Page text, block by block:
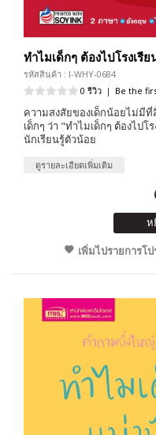
ทำไมเด็กๆ ต้องไปโรงเรีย
รหัสสินค้า : I-WHY-0684
0 รีวิว | Be the
ความสงสัยของเด็กน้อยไม่มี
เด็กๆ ว่า "ทำไมเด็กๆ ต้องไป
นักเรียนรู้ตัวน้อย
ดูรายละเอียดเพิ่มเติม
ห
เพิ่มไปรายการโป